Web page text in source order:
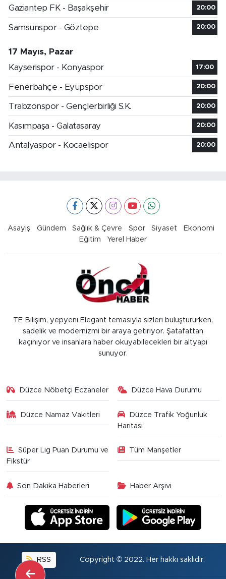
Gaziantep FK - Başakşehir 20:00
Samsunspor - Göztepe 20:00
17 Mayıs, Pazar
Kayserispor - Konyaspor
17:00
Fenerbahçe - Eyüpspor 20:00
Trabzonspor - Gençlerbirliği S.K. 20:00
Kasımpaşa - Galatasaray 20:00
Antalyaspor - Kocaelispor 20:00
Asayiş Gündem Sağlık & Çevre Spor Siyaset
Ekonomi
Eğitim
Yerel Haber
TE Bilişim, yepyeni Elegant temasıyla sizleri buluştururken,
sadelik ve modernizmi bir araya getiriyor. Şatafattan
kaçınıyor ve insanlara haber okuyabilecekleri bir altyapı
sunuyor.
Düzce Nöbetçi Eczaneler Düzce Hava Durumu
Düzce Namaz Vakitleri
Düzce Trafik Yoğunluk
Haritası
Süper Lig Puan Durumu ve
Fikstür
Tüm Manşetler
Son Dakika Haberleri Haber Arşivi
RSS Copyright © 2022. Her hakkı saklıdır.